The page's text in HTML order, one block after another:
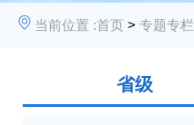
当前位置 :首页 > 专题专栏
省级